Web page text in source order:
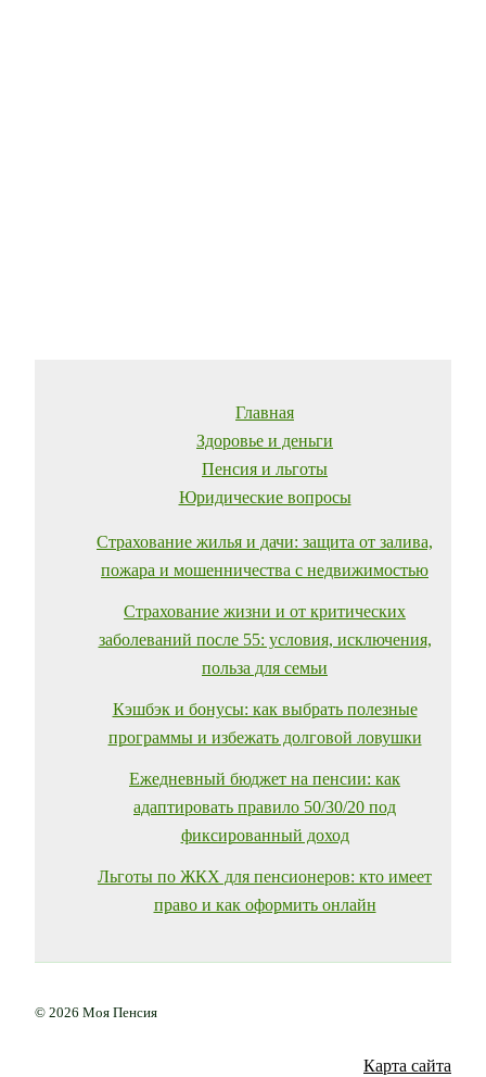
Главная
Здоровье и деньги
Пенсия и льготы
Юридические вопросы
Страхование жилья и дачи: защита от залива,
пожара и мошенничества с недвижимостью
Страхование жизни и от критических
заболеваний после 55: условия, исключения,
польза для семьи
Кэшбэк и бонусы: как выбрать полезные
программы и избежать долговой ловушки
Ежедневный бюджет на пенсии: как
адаптировать правило 50/30/20 под
фиксированный доход
Льготы по ЖКХ для пенсионеров: кто имеет
право и как оформить онлайн
© 2026 Моя Пенсия
Карта сайта